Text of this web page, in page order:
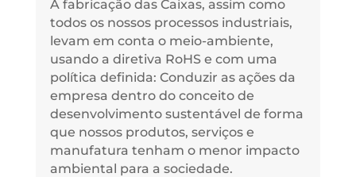
A fabricação das Caixas, assim como
todos os nossos processos industriais,
levam em conta o meio-ambiente,
usando a diretiva RoHS e com uma
política definida: Conduzir as ações da
empresa dentro do conceito de
desenvolvimento sustentável de forma
que nossos produtos, serviços e
manufatura tenham o menor impacto
ambiental para a sociedade.